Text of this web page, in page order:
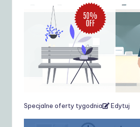
Specjalne oferty tygodnia Edytuj